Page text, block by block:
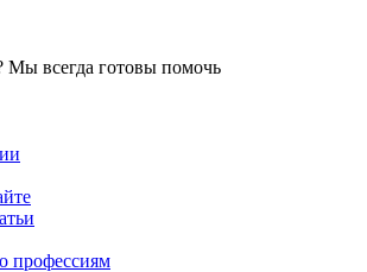
Мы всегда готовы помочь
профессиям